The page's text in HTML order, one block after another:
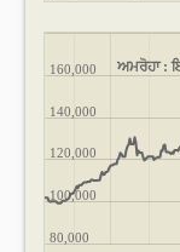
ਅਮਰੋਹਾ :
80,000
100,000
120,000
140,000
160,000